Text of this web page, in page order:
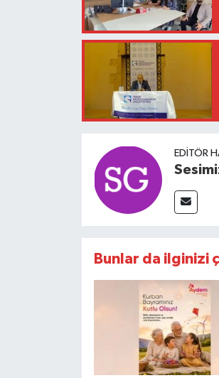
EDITÖR
Bunlar da ilginizi